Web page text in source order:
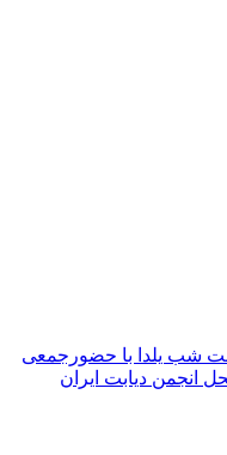
شب یلدا با حضورجمعی
انجمن ديابت ايران